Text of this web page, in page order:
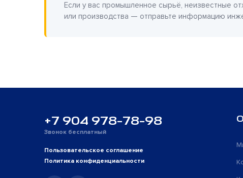
Если у вас промышленное сырьё, неизвестные
или производства — отправьте информацию
+7 904 978-78-98
Звонок бесплатный
Пользовательское соглашение
Политика конфиденциальности